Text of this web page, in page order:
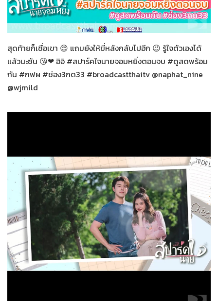
27-12-2563 สปาร์คใจนายจอมหยิ่ง
สุดท้ายก็เชื่อเขา 😌 แถมยังให้ขี่หลังกลับไปอีก 😉 รู้ใจตัวเองได้
แล้วนะซัน 😘❤ อิอิ #สปาร์คใจนายจอมหยิ่งตอนจบ #ดูสดพร้อม
กัน #กฟผ #ช่อง3กด33 #broadcastthaitv @naphat_nine
@wjmild